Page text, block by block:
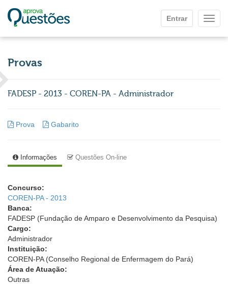
Entrar
Provas
FADESP - 2013 - COREN-PA - Administrador
Prova Gabarito
Informações Questões On-line
Concurso:
COREN-PA - 2013
Banca:
FADESP (Fundação de Amparo e Desenvolvimento da Pesquisa)
Cargo:
Administrador
Instituição:
COREN-PA (Conselho Regional de Enfermagem do Pará)
Área de Atuação:
Outras